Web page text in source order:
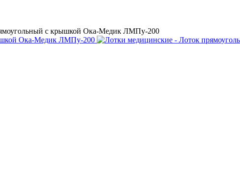
с крышкой Ока-Медик ЛМПу-200